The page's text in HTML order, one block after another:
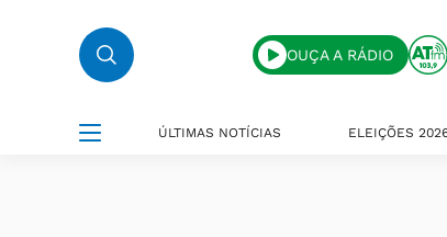
OUÇA A RÁDIO
ÚLTIMAS NOTÍCIAS ELEIÇÕES